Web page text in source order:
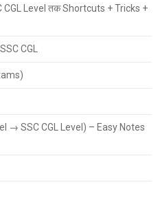
CGL Level तक Shortcuts + Tricks +
CGL
→ SSC CGL Level) – Easy Notes